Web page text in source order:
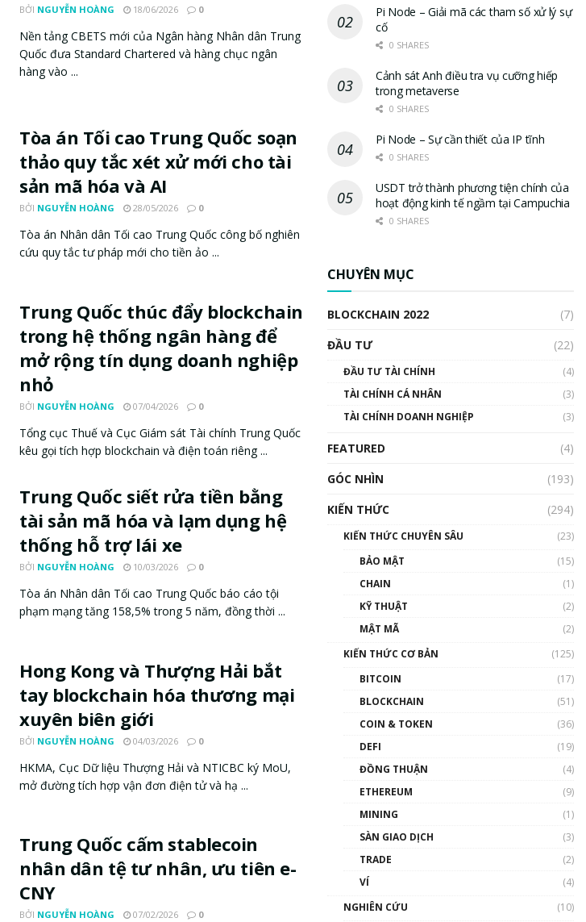
BỞI NGUYỄN HOÀNG 18/06/2026 0
Nền tảng CBETS mới của Ngân hàng Nhân dân Trung
Quốc đưa Standard Chartered và hàng chục ngân
hàng vào ...
Tòa án Tối cao Trung Quốc soạn
thảo quy tắc xét xử mới cho tài
sản mã hóa và AI
BỞI NGUYỄN HOÀNG 28/05/2026 0
Tòa án Nhân dân Tối cao Trung Quốc công bố nghiên
cứu quy tắc tư pháp mới cho tiền ảo ...
Trung Quốc thúc đẩy blockchain
trong hệ thống ngân hàng để
mở rộng tín dụng doanh nghiệp
nhỏ
BỞI NGUYỄN HOÀNG 07/04/2026 0
Tổng cục Thuế và Cục Giám sát Tài chính Trung Quốc
kêu gọi tích hợp blockchain và điện toán riêng ...
Trung Quốc siết rửa tiền bằng
tài sản mã hóa và lạm dụng hệ
thống hỗ trợ lái xe
BỞI NGUYỄN HOÀNG 10/03/2026 0
Tòa án Nhân dân Tối cao Trung Quốc báo cáo tội
phạm mạng tăng 158,5% trong 5 năm, đồng thời ...
Hong Kong và Thượng Hải bắt
tay blockchain hóa thương mại
xuyên biên giới
BỞI NGUYỄN HOÀNG 04/03/2026 0
HKMA, Cục Dữ liệu Thượng Hải và NTICBC ký MoU,
mở đường tích hợp vận đơn điện tử và hạ ...
Trung Quốc cấm stablecoin
nhân dân tệ tư nhân, ưu tiên e-
CNY
BỞI NGUYỄN HOÀNG 07/02/2026 0
Pi Node – Giải mã các tham số xử lý sự
cố
0 SHARES
Cảnh sát Anh điều tra vụ cưỡng hiếp
trong metaverse
0 SHARES
Pi Node – Sự cần thiết của IP tĩnh
0 SHARES
USDT trở thành phương tiện chính của
hoạt động kinh tế ngầm tại Campuchia
0 SHARES
CHUYÊN MỤC
BLOCKCHAIN 2022
(7)
ĐẦU TƯ
(22)
ĐẦU TƯ TÀI CHÍNH
(4)
TÀI CHÍNH CÁ NHÂN
(3)
TÀI CHÍNH DOANH NGHIỆP
(3)
FEATURED
(4)
GÓC NHÌN
(193)
KIẾN THỨC
(294)
KIẾN THỨC CHUYÊN SÂU
(23)
BẢO MẬT
(15)
CHAIN
(1)
KỸ THUẬT
(2)
MẬT MÃ
(2)
KIẾN THỨC CƠ BẢN
(125)
BITCOIN
(17)
BLOCKCHAIN
(51)
COIN & TOKEN
(36)
DEFI
(19)
ĐỒNG THUẬN
(4)
ETHEREUM
(9)
MINING
(1)
SÀN GIAO DỊCH
(3)
TRADE
(2)
VÍ
(4)
NGHIÊN CỨU
(10)